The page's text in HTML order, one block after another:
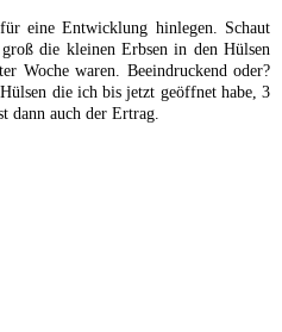
für eine Entwicklung hinlegen. Schaut
die kleinen Erbsen in den Hülsen
Woche waren. Beeindruckend oder?
die ich bis jetzt geöffnethabe, 3
dann auch der Ertrag.